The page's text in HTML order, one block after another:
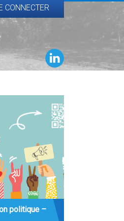
CONNECTER
politique –